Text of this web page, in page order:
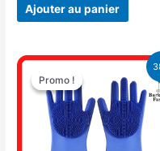
Ajouter au panier
Promo !
Promo !
Le
prix
initial
était :
12.000 CFA.
Le
actuel
est :
7.500